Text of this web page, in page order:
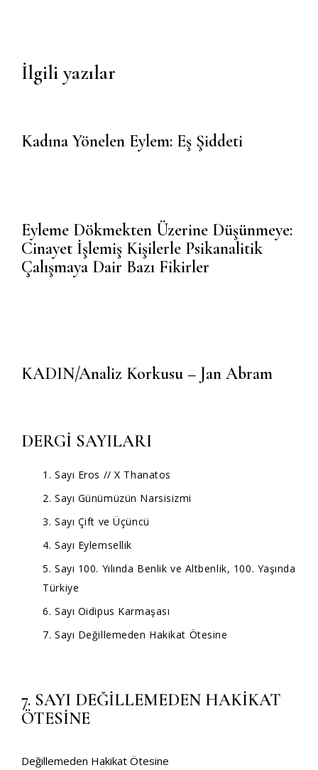
DERGİ SAYILARI
1. Sayı Eros // X Thanatos
2. Sayı Günümüzün Narsisizmi
3. Sayı Çift ve Üçüncü
4. Sayı Eylemsellik
5. Sayı 100. Yılında Benlik ve Altbenlik, 100. Yaşında
Türkiye
6. Sayı Oidipus Karmaşası
7. Sayı Değillemeden Hakikat Ötesine
7. SAYI DEĞİLLEMEDEN HAKİKAT
ÖTESİNE
Değillemeden Hakikat Ötesine
Kadına Yönelen Eylem: Eş Şiddeti
Eyleme Dökmekten Üzerine Düşünmeye:
Cinayet İşlemiş Kişilerle Psikanalitik
Çalışmaya Dair Bazı Fikirler
KADIN/Analiz Korkusu – Jan Abram